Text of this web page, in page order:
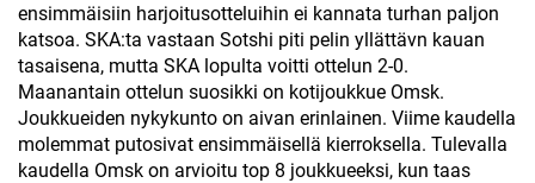
ensimmäisiin harjoitusotteluihin ei kannata turhan paljon
katsoa. SKA:ta vastaan Sotshi piti pelin yllättävn kauan
tasaisena, mutta SKA lopulta voitti ottelun 2-0.
Maanantain ottelun suosikki on kotijoukkue Omsk.
Joukkueiden nykykunto on aivan erinlainen. Viime kaudella
molemmat putosivat ensimmäisellä kierroksella. Tulevalla
kaudella Omsk on arvioitu top 8 joukkueeksi, kun taas